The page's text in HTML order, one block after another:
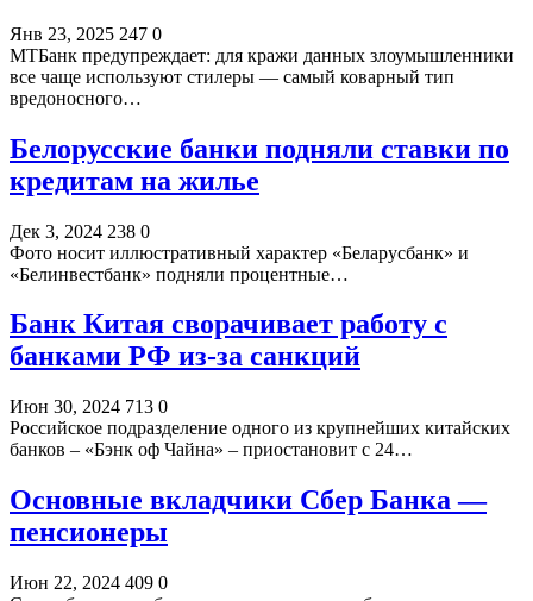
Янв 23, 2025 247 0
МТБанк предупреждает: для кражи данных злоумышленники
все чаще используют стилеры — самый коварный тип
вредоносного…
Белорусские банки подняли ставки по
кредитам на жилье
Дек 3, 2024 238 0
Фото носит иллюстративный характер «Беларусбанк» и
«Белинвестбанк» подняли процентные…
Банк Китая сворачивает работу с
банками РФ из-за санкций
Июн 30, 2024 713 0
Российское подразделение одного из крупнейших китайских
банков – «Бэнк оф Чайна» – приостановит с 24…
Основные вкладчики Сбер Банка —
пенсионеры
Июн 22, 2024 409 0